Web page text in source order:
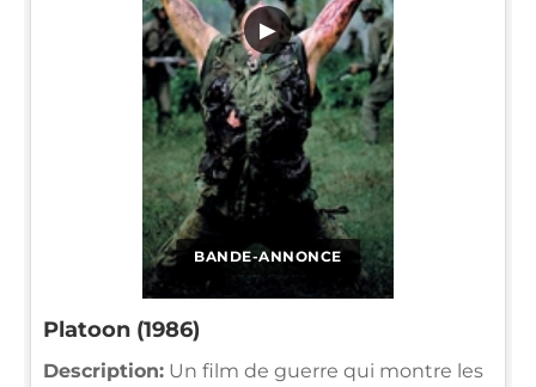
BANDE-ANNONCE
▶
Platoon (1986)
Description: Un film de guerre qui montre les